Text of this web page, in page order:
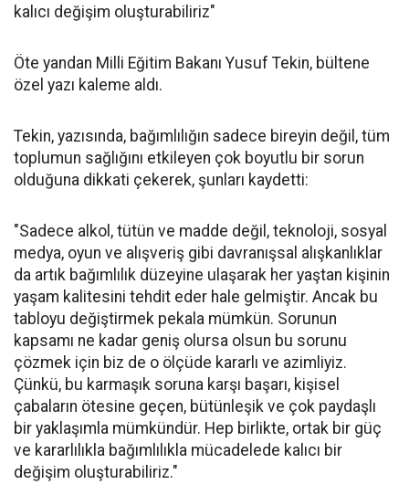
kalıcı değişim oluşturabiliriz"
Öte yandan Milli Eğitim Bakanı Yusuf Tekin, bültene
özel yazı kaleme aldı.
Tekin, yazısında, bağımlılığın sadece bireyin değil, tüm
toplumun sağlığını etkileyen çok boyutlu bir sorun
olduğuna dikkati çekerek, şunları kaydetti:
"Sadece alkol, tütün ve madde değil, teknoloji, sosyal
medya, oyun ve alışveriş gibi davranışsal alışkanlıklar
da artık bağımlılık düzeyine ulaşarak her yaştan kişinin
yaşam kalitesini tehdit eder hale gelmiştir. Ancak bu
tabloyu değiştirmek pekala mümkün. Sorunun
kapsamı ne kadar geniş olursa olsun bu sorunu
çözmek için biz de o ölçüde kararlı ve azimliyiz.
Çünkü, bu karmaşık soruna karşı başarı, kişisel
çabaların ötesine geçen, bütünleşik ve çok paydaşlı
bir yaklaşımla mümkündür. Hep birlikte, ortak bir güç
ve kararlılıkla bağımlılıkla mücadelede kalıcı bir
değişim oluşturabiliriz."